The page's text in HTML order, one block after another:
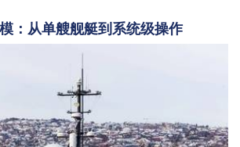
：从单艘舰艇到系统级操作